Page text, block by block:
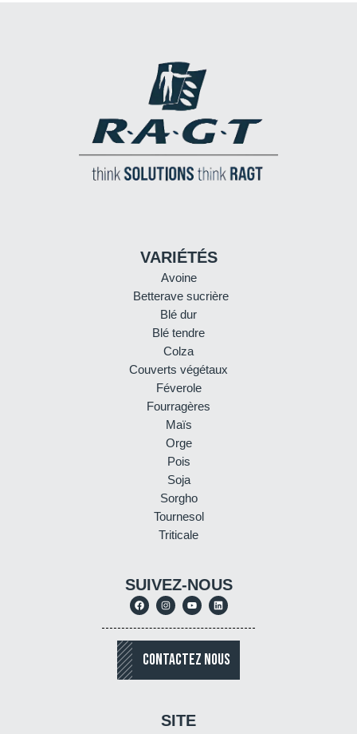
VARIÉTÉS
Avoine
Betterave sucrière
Blé dur
Blé tendre
Colza
Couverts végétaux
Féverole
Fourragères
Maïs
Orge
Pois
Soja
Sorgho
Tournesol
Triticale
SUIVEZ-NOUS
CONTACTEZ NOUS
SITE